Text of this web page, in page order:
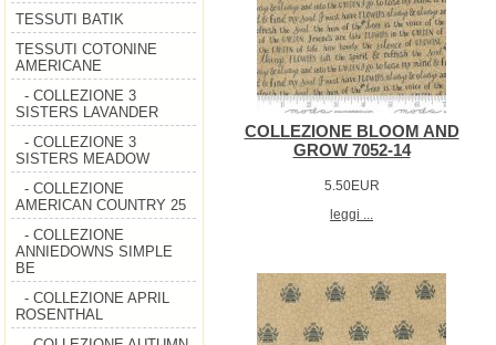
TESSUTI BATIK
TESSUTI COTONINE
AMERICANE
- COLLEZIONE 3
SISTERS LAVANDER
- COLLEZIONE 3
SISTERS MEADOW
- COLLEZIONE
AMERICAN COUNTRY 25
- COLLEZIONE
ANNIEDOWNS SIMPLE
BE
- COLLEZIONE APRIL
ROSENTHAL
COLLEZIONE BLOOM AND
GROW 7052-14
5.50EUR
leggi ...